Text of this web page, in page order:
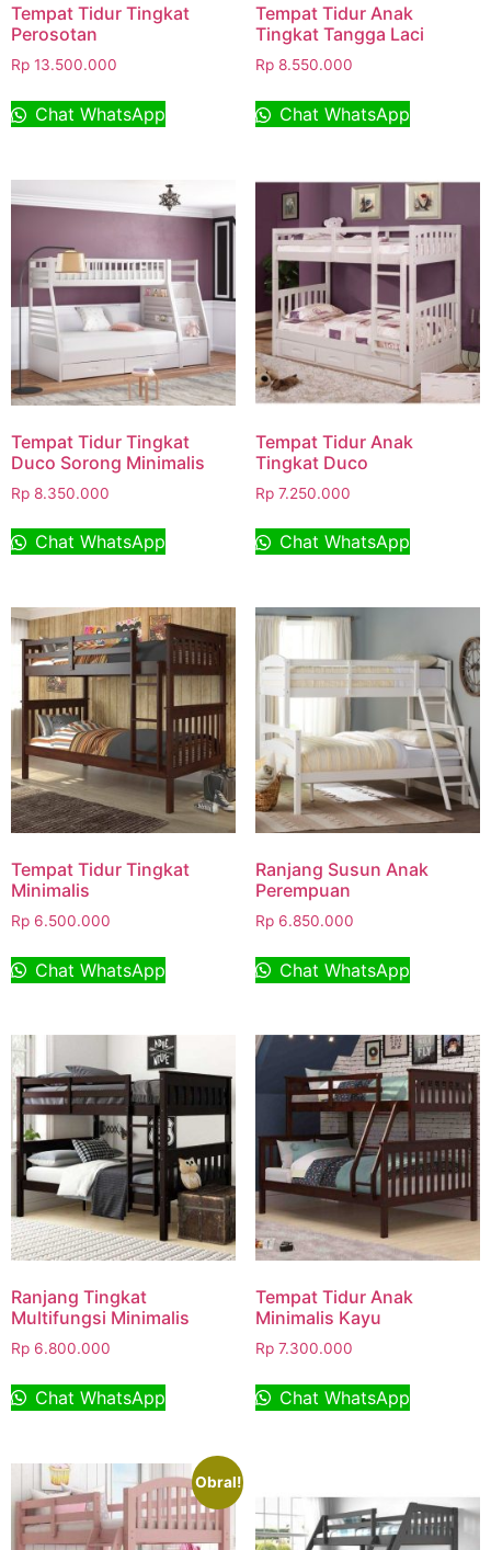
Tempat Tidur Tingkat
Perosotan
Rp 13.500.000
Chat WhatsApp
Tempat Tidur Anak
Tingkat Tangga Laci
Rp8.550.000
Chat WhatsApp
Tempat Tidur Tingkat
Duco Sorong Minimalis
Rp 8.350.000
Chat WhatsApp
Tempat Tidur Anak
Tingkat Duco
Rp7.250.000
Chat WhatsApp
Tempat Tidur Tingkat
Minimalis
Rp 6.500.000
Chat WhatsApp
Ranjang Susun Anak
Perempuan
Rp6.850.000
Chat WhatsApp
Ranjang Tingkat
Multifungsi Minimalis
Rp 6.800.000
Chat WhatsApp
Tempat Tidur Anak
Minimalis Kayu
Rp7.300.000
Chat WhatsApp
Obral!